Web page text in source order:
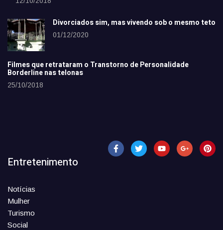
Divorciados sim, mas vivendo sob o mesmo teto
01/12/2020
Filmes que retrataram o Transtorno de Personalidade
Borderline nas telonas
25/10/2018
Entretenimento
Notícias
Mulher
Turismo
Social